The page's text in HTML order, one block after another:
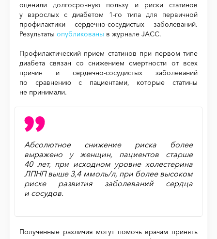
оценили долгосрочную пользу и риски статинов
у взрослых с диабетом 1-го типа для первичной
профилактики сердечно-сосудистых заболеваний.
Результаты опубликованы в журнале JACC.
Профилактический прием статинов при первом типе
диабета связан со снижением смертности от всех
причин и сердечно-сосудистых заболеваний
по сравнению с пациентами, которые статины
не принимали.
Абсолютное снижение риска более
выражено у женщин, пациентов старше
40 лет, при исходном уровне холестерина
ЛПНП выше 3,4 ммоль/л, при более высоком
риске развития заболеваний сердца
и сосудов.
Полученные различия могут помочь врачам принять